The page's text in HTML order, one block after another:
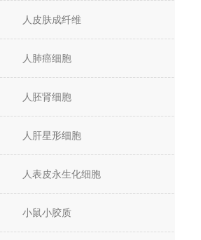
人皮肤成纤维
人肺癌细胞
人胚肾细胞
人肝星形细胞
人表皮永生化细胞
小鼠小胶质